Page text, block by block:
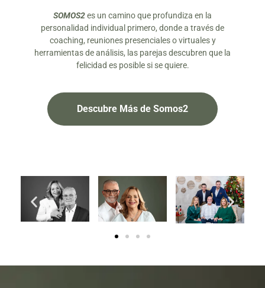
SOMOS2es un camino que profundiza en la
personalidad individual primero, donde a través de
coaching, reuniones presenciales o virtuales y
herramientas de análisis, las parejas descubren que la
felicidad es posible si se quiere.
Descubre Más de Somos2